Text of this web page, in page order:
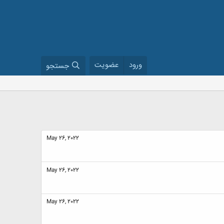
ورود عضویت جستجو
May 26, 2022
May 26, 2022
May 26, 2022